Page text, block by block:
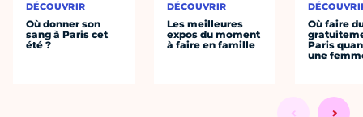
DÉCOUVRIR
Où donner son
sang à Paris cet
été ?
DÉCOUVRIR
Les meilleures
expos du moment
à faire en famille
Où faire
Paris
une